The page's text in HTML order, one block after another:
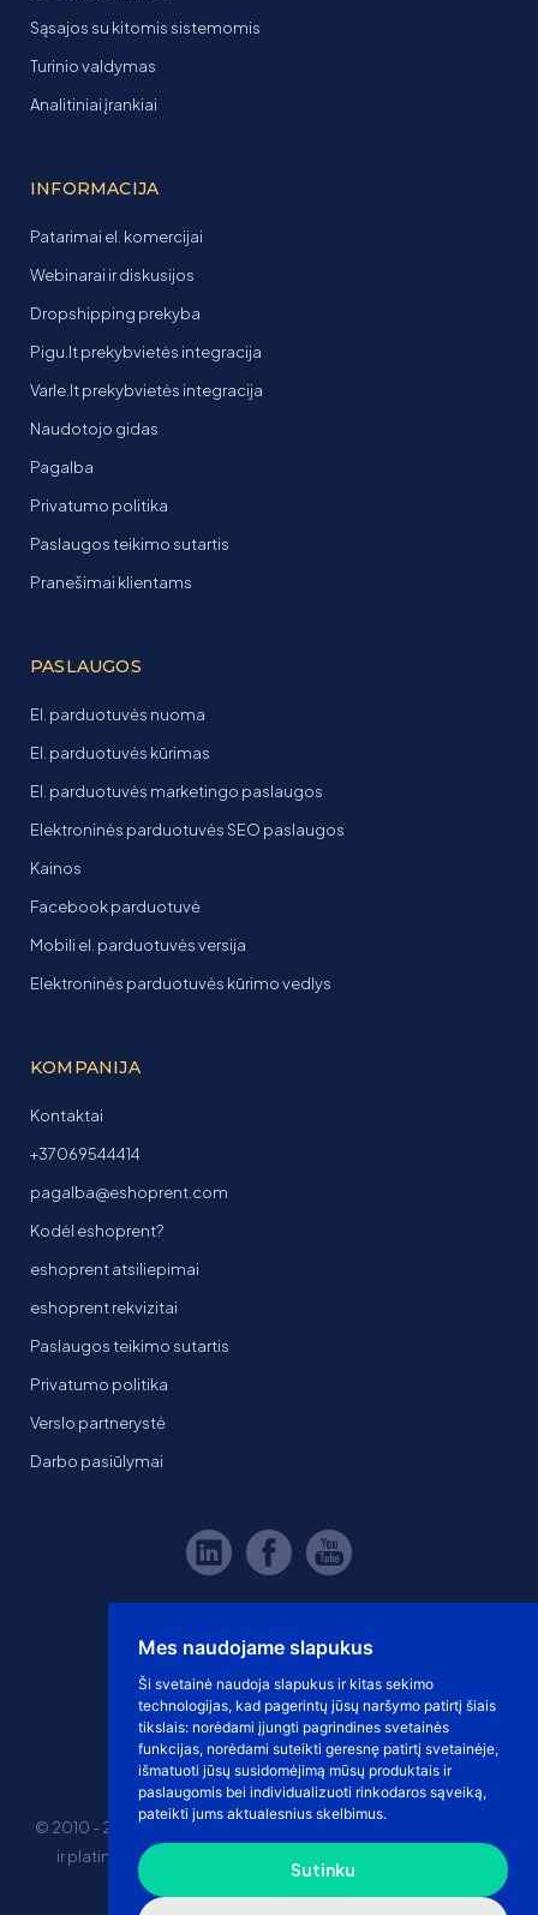
Mes naudojame slapukus
Ši svetainė naudoja slapukus ir kitas sekimo
technologijas, kad pagerintų jūsų naršymo patirtį šiais
tikslais: norėdami įjungti pagrindines svetainės
funkcijas, norėdami suteikti geresnę patirtį svetainėje,
išmatuoti jūsų susidomėjimą mūsų produktais ir
paslaugomis bei individualizuoti rinkodaros sąveiką,
pateikti jums aktualesnius skelbimus.
Sutinku
Sąsajos su kitomis sistemomis
Turinio valdymas
Analitiniai įrankiai
INFORMACIJA
Patarimai el. komercijai
Webinarai ir diskusijos
Dropshipping prekyba
Pigu.lt prekybvietės integracija
Varle.lt prekybvietės integracija
Naudotojo gidas
Pagalba
Privatumo politika
Paslaugos teikimo sutartis
Pranešimai klientams
PASLAUGOS
El. parduotuvės nuoma
El. parduotuvės kūrimas
El. parduotuvės marketingo paslaugos
Elektroninės parduotuvės SEO paslaugos
Kainos
Facebook parduotuvė
Mobili el. parduotuvės versija
Elektroninės parduotuvės kūrimo vedlys
KOMPANIJA
Kontaktai
+37069544414
pagalba@eshoprent.com
Kodėl eshoprent?
eshoprent atsiliepimai
eshoprent rekvizitai
Paslaugos teikimo sutartis
Privatumo politika
Verslo partnerystė
Darbo pasiūlymai
© 2010 - 2026 eshoprent prekinis ženklas saugomas. Kopijuoti
ir platinti svetainės turinį be sutikimo griežtai draudžiama.